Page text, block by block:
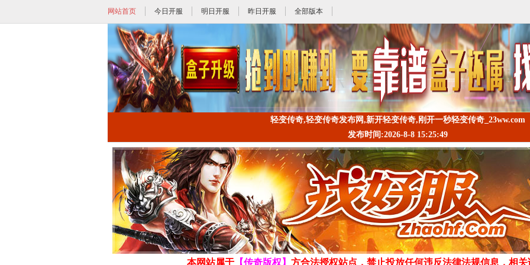
网站首页 今日开服 明日开服 昨日开服 全部版本
轻变传奇,轻变传奇发布网,新开轻变传奇,刚开一秒轻变传奇_23ww.com
发布时间:2026-8-8 15:25:49